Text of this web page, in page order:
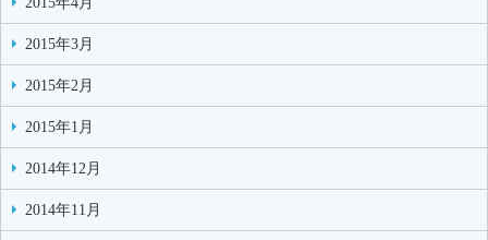
2015年3月
2015年2月
2015年1月
2014年12月
2014年11月